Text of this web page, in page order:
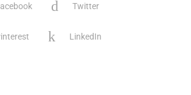
Twitter
LinkedIn